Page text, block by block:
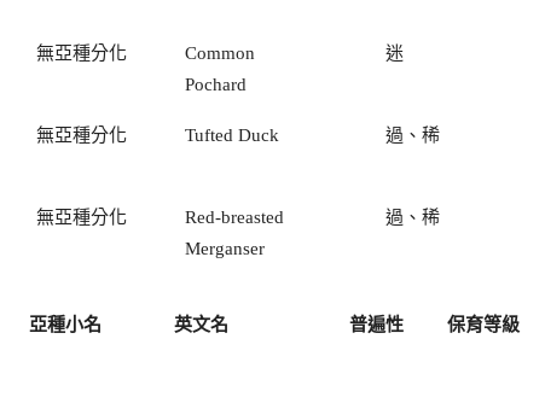
無亞種分化
Common
Pochard
迷
無亞種分化 Tufted Duck 過、稀
無亞種分化
Red-breasted
Merganser
過、稀
亞種小名 英文名 普遍性 保育等級